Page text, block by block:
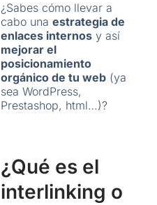
¿Sabes cómo llevar a
cabo una estrategia de
enlaces internosy así
mejorar el
posicionamiento
orgánico de tu web(ya
sea WordPress,
Prestashop, html…)?
¿Qué es el
interlinking o